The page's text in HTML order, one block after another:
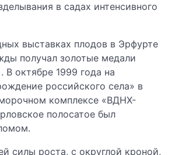
в садах интенсивного
выставках плодов в Эрфурте
получал золотые медали
В октябре 1999 года на
российского села» в
комплексе «ВДНХ-
полосатое был
силы роста, с округлой кроной,